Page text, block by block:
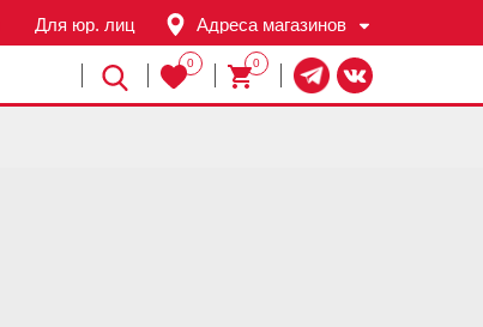
Для юр. лиц Адреса магазинов
0
0